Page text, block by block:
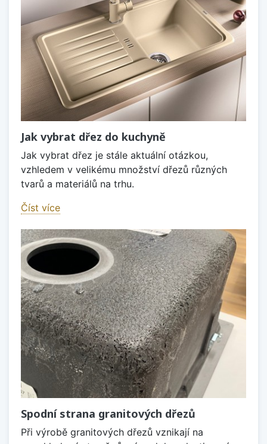
Jak vybrat dřez do kuchyně
Jak vybrat dřez je stále aktuální otázkou,
vzhledem v velikému množství dřezů různých
tvarů a materiálů na trhu.
Číst více
Spodní strana granitových dřezů
Při výrobě granitových dřezů vznikají na